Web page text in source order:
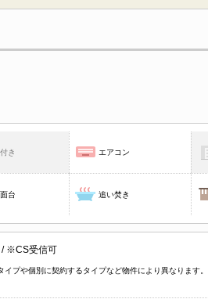
き エアコン
台 追い焚き
/ ※CS受信可
プや個別に契約するタイプなど物件により異なります